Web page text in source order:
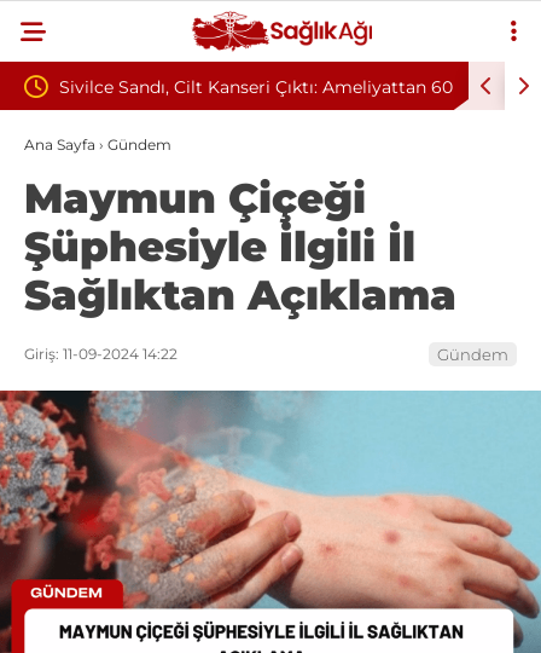
Çıktı: Ameliyattan 60 Baş Dönmesiyle Gitti, Dünyada 68.
Ana Sayfa › Gündem
Maymun Çiçeği
Şüphesiyle İlgili İl
Sağlıktan Açıklama
Giriş: 11-09-2024 14:22 Gündem